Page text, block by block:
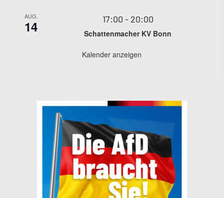
AUG.
14 17:00 - 20:00
Schattenmacher KV Bonn
Kalender anzeigen